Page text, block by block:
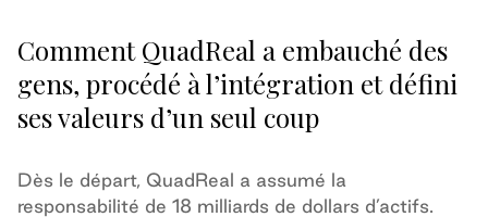
Comment QuadReal a embauché des
gens, procédé à l’intégration et défini
ses valeurs d’un seul coup
Dès le départ, QuadReal a assumé la
responsabilité de 18 milliards de dollars d’actifs.